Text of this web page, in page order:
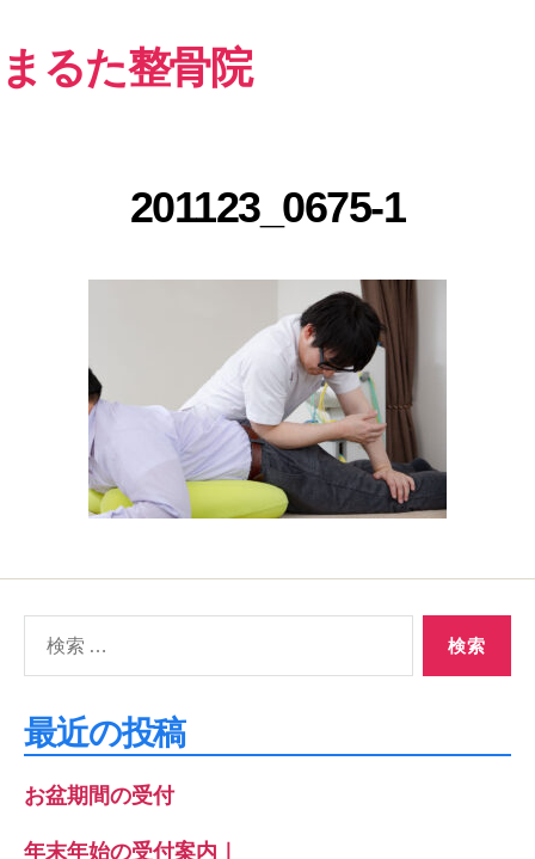
まるた整骨院
201123_0675-1
象:
最近の投稿
お盆期間の受付
年末年始の受付案内｜